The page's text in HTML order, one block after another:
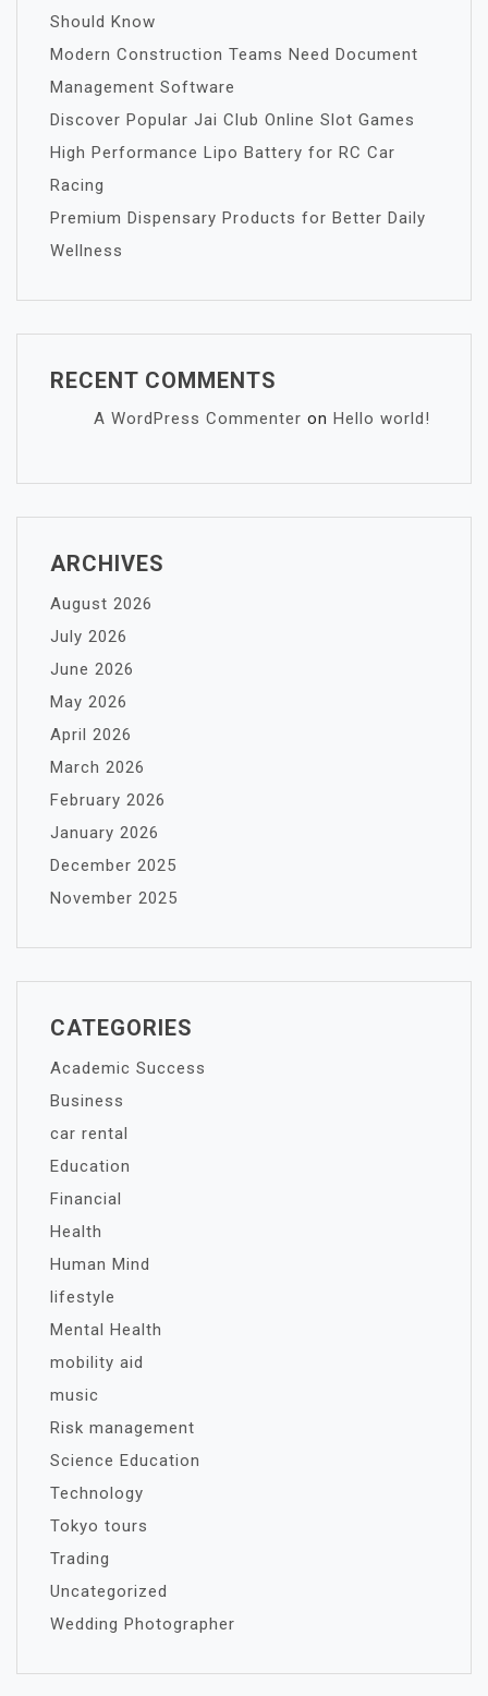
Should Know
Modern Construction Teams Need Document
Management Software
Discover Popular Jai Club Online Slot Games
High Performance Lipo Battery for RC Car
Racing
Premium Dispensary Products for Better Daily
Wellness
RECENT COMMENTS
A WordPress Commenter on Hello world!
ARCHIVES
August 2026
July 2026
June 2026
May 2026
April 2026
March 2026
February 2026
January 2026
December 2025
November 2025
CATEGORIES
Academic Success
Business
car rental
Education
Financial
Health
Human Mind
lifestyle
Mental Health
mobility aid
music
Risk management
Science Education
Technology
Tokyo tours
Trading
Uncategorized
Wedding Photographer